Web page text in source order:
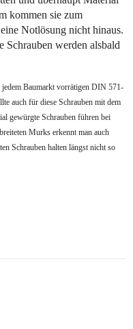
kommen sie zum
Notlösung nicht hinaus.
Schrauben werden alsbald
Baumarkt vorrätigen DIN 571-
auch für diese Schrauben mit dem
gewürgte Schrauben führen bei
Murks erkennt man auch
Schrauben halten längst nicht so